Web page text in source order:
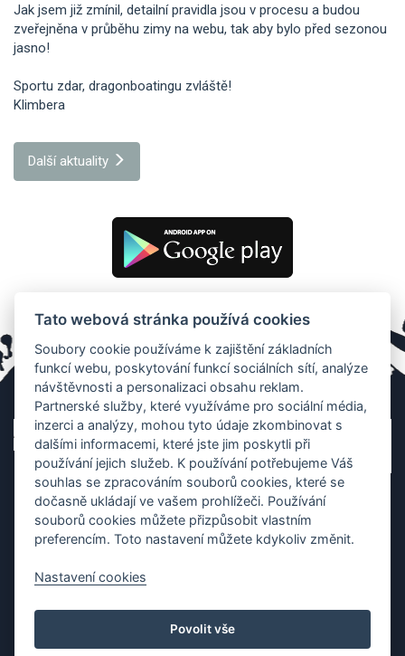
Jak jsem již zmínil, detailní pravidla jsou v procesu a budou
zveřejněna v průběhu zimy na webu, tak aby bylo před sezonou
jasno!
Sportu zdar, dragonboatingu zvláště!
Klimbera
Další aktuality
Copyright (c) 2010 - 2026
, created
Tato webová stránka používá cookies
Soubory cookie používáme k zajištění základních
funkcí webu, poskytování funkcí sociálních sítí, analýze
návštěvnosti a personalizaci obsahu reklam.
Partnerské služby, které využíváme pro sociální média,
inzerci a analýzy, mohou tyto údaje zkombinovat s
dalšími informacemi, které jste jim poskytli při
používání jejich služeb. K používání potřebujeme Váš
souhlas se zpracováním souborů cookies, které se
dočasně ukládají ve vašem prohlížeči. Používání
souborů cookies můžete přizpůsobit vlastním
preferencím. Toto nastavení můžete kdykoliv změnit.
Nastavení cookies
Povolit vše